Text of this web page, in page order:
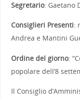
Segretario: Gaetano
Consiglieri Presenti:
Andrea e Mantini
Ordine del giorno:
popolare dell’8
Il Consiglio